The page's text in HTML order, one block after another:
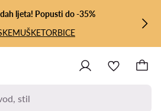
ljeta! Popusti do -35%
MUŠKETORBICE
stil